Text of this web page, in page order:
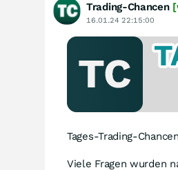
Trading-Chancen
16.01.24 22:15:00
Tages-Trading-
Viele Fragen wurden